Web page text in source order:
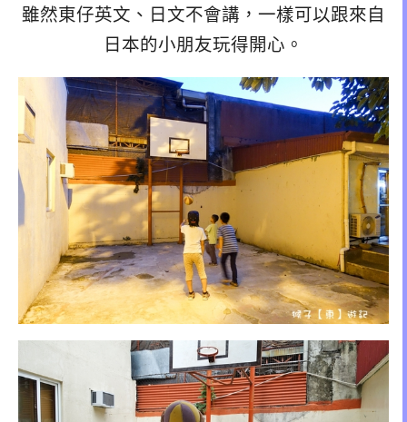
雖然東仔英文、日文不會講，一樣可以跟來自
日本的小朋友玩得開心。